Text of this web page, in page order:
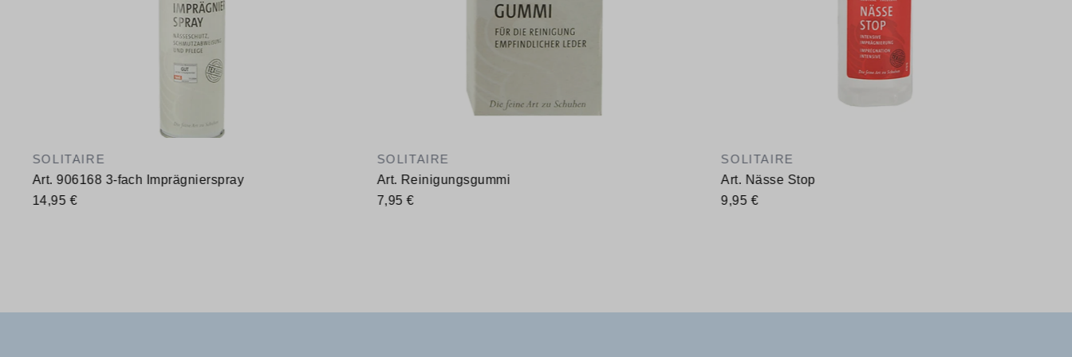
SOLITAIRE
Art. 906168 3-fach Imprägnierspray
14,95 €
SOLITAIRE
Art. Reinigungsgummi
7,95 €
SOLITAIRE
Art. Nässe Stop
9,95 €